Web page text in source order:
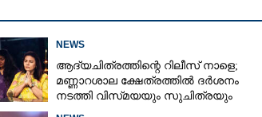
NEWS
ആദ്യചിത്രത്തിന്റെ റിലീസ് നാളെ;
മണ്ണാറശാല ക്ഷേത്രത്തിൽ ദർശനം
നടത്തി വിസ്‌മയയും സുചിത്രയും